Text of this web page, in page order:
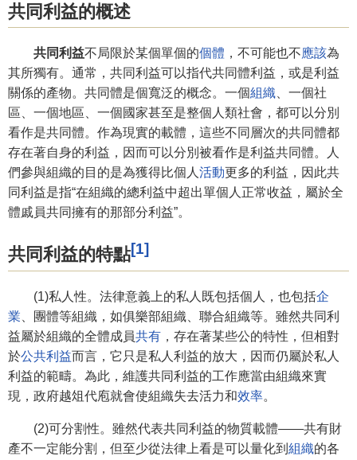
共同利益的概述
共同利益不局限於某個單個的個體 ，不可能也不應該為
其所獨有。通常，共同利益可以指代共同體利益，或是利益
關係的產物。共同體是個寬泛的概念。一個組織 、一個社
區、一個地區、一個國家甚至是整個人類社會，都可以分別
看作是共同體。作為現實的載體，這些不同層次的共同體都
存在著自身的利益，因而可以分別被看作是利益共同體。人
們參與組織的目的是為獲得比個人 活動更多的利益，因此共
同利益是指“在組織的總利益中超出單個人正常收益，屬於全
體戚員共同擁有的那部分利益”。
共同利益的特點[1]
(1)私人性。法律意義上的私人既包括個人，也包括企
業 、團體等組織，如俱樂部組織、聯合組織等。雖然共同利
益屬於組織的全體成員共有 ，存在著某些公的特性，但相對
於公共利益而言，它只是私人利益的放大，因而仍屬於私人
利益的範疇。為此，維護共同利益的工作應當由組織來實
現，政府越俎代庖就會使組織失去活力和效率。
(2)可分割性。雖然代表共同利益的物質載體——共有財
產不一定能分割，但至少從法律上看是可以量化到 組織的各